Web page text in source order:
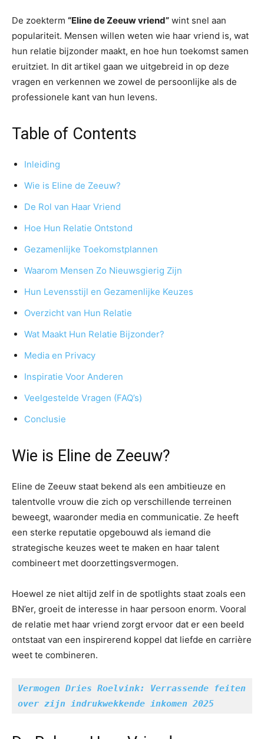
De zoekterm “Eline de Zeeuw vriend” wint snel aan
populariteit. Mensen willen weten wie haar vriend is, wat
hun relatie bijzonder maakt, en hoe hun toekomst samen
eruitziet. In dit artikel gaan we uitgebreid in op deze
vragen en verkennen we zowel de persoonlijke als de
professionele kant van hun levens.
Table of Contents
Inleiding
Wie is Eline de Zeeuw?
De Rol van Haar Vriend
Hoe Hun Relatie Ontstond
Gezamenlijke Toekomstplannen
Waarom Mensen Zo Nieuwsgierig Zijn
Hun Levensstijl en Gezamenlijke Keuzes
Overzicht van Hun Relatie
Wat Maakt Hun Relatie Bijzonder?
Media en Privacy
Inspiratie Voor Anderen
Veelgestelde Vragen (FAQ’s)
Conclusie
Wie is Eline de Zeeuw?
Eline de Zeeuw staat bekend als een ambitieuze en
talentvolle vrouw die zich op verschillende terreinen
beweegt, waaronder media en communicatie. Ze heeft
een sterke reputatie opgebouwd als iemand die
strategische keuzes weet te maken en haar talent
combineert met doorzettingsvermogen.
Hoewel ze niet altijd zelf in de spotlights staat zoals een
BN’er, groeit de interesse in haar persoon enorm. Vooral
de relatie met haar vriend zorgt ervoor dat er een beeld
ontstaat van een inspirerend koppel dat liefde en carrière
weet te combineren.
Vermogen Dries Roelvink: Verrassende feiten
over zijn indrukwekkende inkomen 2025